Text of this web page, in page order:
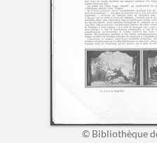
© Bibliothèque